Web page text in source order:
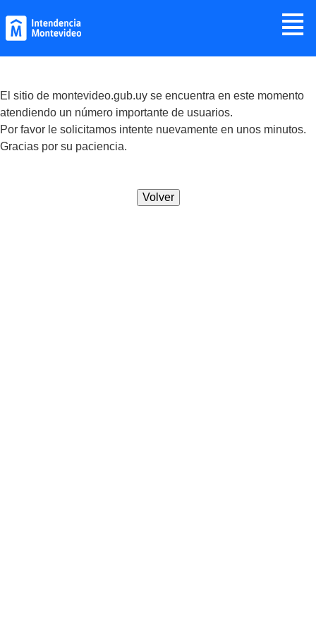
≣
El sitio de montevideo.gub.uy se encuentra en este momento
atendiendo un número importante de usuarios.
Por favor le solicitamos intente nuevamente en unos minutos.
Gracias por su paciencia.
Volver